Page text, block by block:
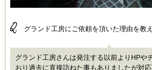
Q. グランド工房にご依頼を頂いた理由を教
グランド工房さんは発注する以前よりHPや
おり過去に直接訪ねた事もありましたが対